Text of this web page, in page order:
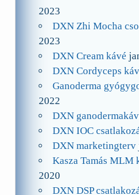
2023
DXN Zhi Mocha
2023
DXN Cream kávé
DXN Cordyceps
Ganoderma
2022
DXN
DXN IOC
DXN marketingterv
Kasza Tamás MLM
2020
DXN DSP